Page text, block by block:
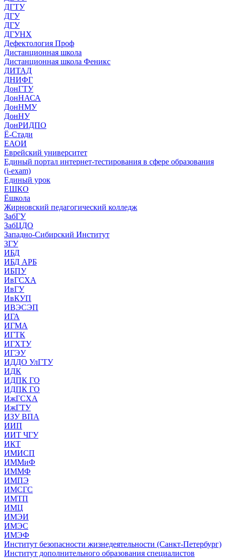
ДГТУ
ДГУ
ДГУ
ДГУНХ
Дефектология Проф
Дистанционная школа
Дистанционная школа Феникс
ДИТАД
ДНИФГ
ДонГТУ
ДонНАСА
ДонНМУ
ДонНУ
ДонРИДПО
Ё-Стади
ЕАОИ
Еврейский университет
Единый портал интернет-тестирования в сфере образования
(i-exam)
Единый урок
ЕШКО
Ёшкола
Жирновский педагогический колледж
ЗабГУ
ЗабЦДО
Западно-Сибирский Институт
ЗГУ
ИБД
ИБД АРБ
ИБПУ
ИвГСХА
ИвГУ
ИвКУП
ИВЭСЭП
ИГА
ИГМА
ИГТК
ИГХТУ
ИГЭУ
ИДДО УлГТУ
ИДК
ИДПК ГО
ИДПК ГО
ИжГСХА
ИжГТУ
ИЗУ ВПА
ИИП
ИИТ ЧГУ
ИКТ
ИМИСП
ИММиФ
ИММФ
ИМПЭ
ИМСГС
ИМТП
ИМЦ
ИМЭИ
ИМЭС
ИМЭФ
Институт безопасности жизнедеятельности (Санкт-Петербург)
Институт дополнительного образования специалистов